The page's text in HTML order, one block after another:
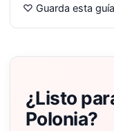
♡ Guarda esta
¿Listo
Polonia?